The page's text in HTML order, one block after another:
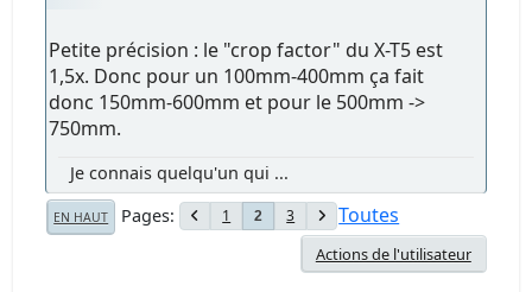
Petite précision : le "crop factor" du X-T5 est
1,5x. Donc pour un 100mm-400mm ça fait
donc 150mm-600mm et pour le 500mm ->
750mm.
Je connais quelqu'un qui ...
EN HAUT Pages 1 2 3 Toutes
Actions de l'utilisateur